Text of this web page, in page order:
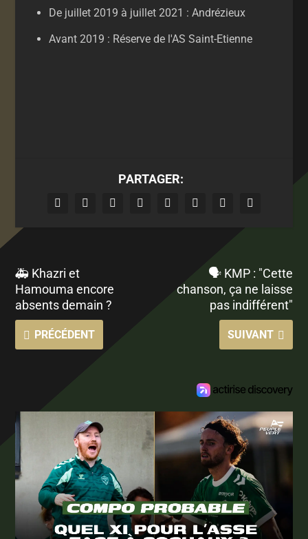
De juillet 2019 à juillet 2021 : Andrézieux
Avant 2019 : Réserve de l'AS Saint-Etienne
PARTAGER:
🚑 Khazri et
Hamouma encore
absents demain ?
PRÉCÉDENT
🗣 KMP : "Cette
chanson, ça ne laisse
pas indifférent"
SUIVANT